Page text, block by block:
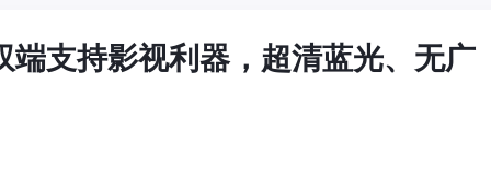
支持影视利器，超清蓝光、无广